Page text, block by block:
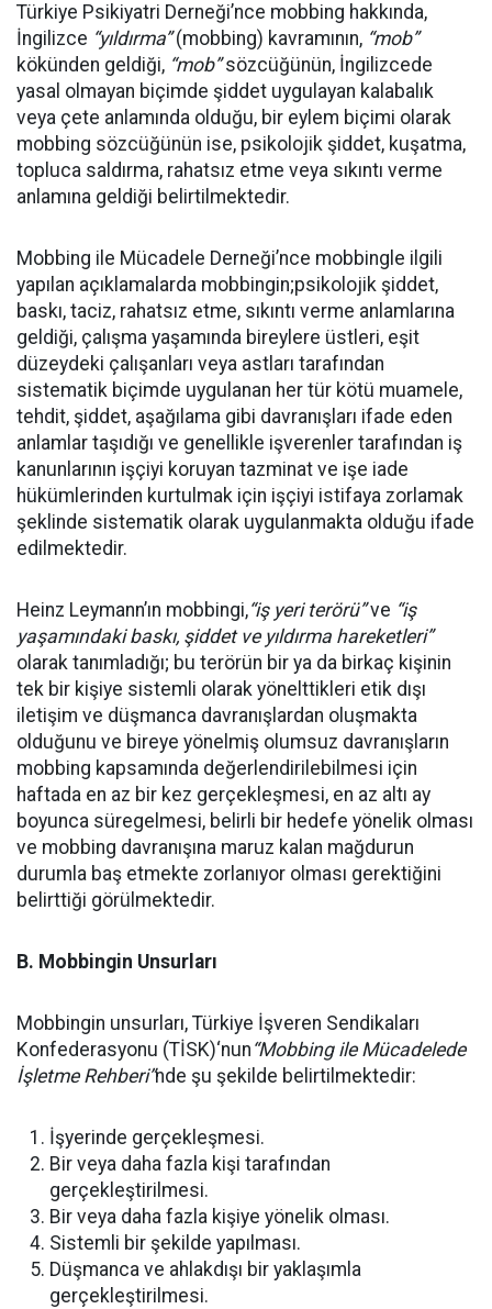
Türkiye Psikiyatri Derneği’nce mobbing hakkında,
İngilizce “yıldırma”(mobbing) kavramının, “mob”
kökünden geldiği, “mob”sözcüğünün, İngilizcede
yasal olmayan biçimde şiddet uygulayan kalabalık
veya çete anlamında olduğu, bir eylem biçimi olarak
mobbing sözcüğünün ise, psikolojik şiddet, kuşatma,
topluca saldırma, rahatsız etme veya sıkıntı verme
anlamına geldiği belirtilmektedir.
Mobbing ile Mücadele Derneği’nce mobbingle ilgili
yapılan açıklamalarda mobbingin;psikolojik şiddet,
baskı, taciz, rahatsız etme, sıkıntı verme anlamlarına
geldiği, çalışma yaşamında bireylere üstleri, eşit
düzeydeki çalışanları veya astları tarafından
sistematik biçimde uygulanan her tür kötü muamele,
tehdit, şiddet, aşağılama gibi davranışları ifade eden
anlamlar taşıdığı ve genellikle işverenler tarafından iş
kanunlarının işçiyi koruyan tazminat ve işe iade
hükümlerinden kurtulmak için işçiyi istifaya zorlamak
şeklinde sistematik olarak uygulanmakta olduğu ifade
edilmektedir.
Heinz Leymann’ın mobbingi,“iş yeri terörü”ve “iş
yaşamındaki baskı, şiddet ve yıldırma hareketleri”
olarak tanımladığı; bu terörün bir ya da birkaç kişinin
tek bir kişiye sistemli olarak yönelttikleri etik dışı
iletişim ve düşmanca davranışlardan oluşmakta
olduğunu ve bireye yönelmiş olumsuz davranışların
mobbing kapsamında değerlendirilebilmesi için
haftada en az bir kez gerçekleşmesi, en az altı ay
boyunca süregelmesi, belirli bir hedefe yönelik olması
ve mobbing davranışına maruz kalan mağdurun
durumla baş etmekte zorlanıyor olması gerektiğini
belirttiği görülmektedir.
B. Mobbingin Unsurları
Mobbingin unsurları, Türkiye İşveren Sendikaları
Konfederasyonu (TİSK)‘nun “Mobbing ile Mücadelede
İşletme Rehberi”nde şu şekilde belirtilmektedir:
İşyerinde gerçekleşmesi.
Bir veya daha fazla kişi tarafından
gerçekleştirilmesi.
Bir veya daha fazla kişiye yönelik olması.
Sistemli bir şekilde yapılması.
Düşmanca ve ahlakdışı bir yaklaşımla
gerçekleştirilmesi.